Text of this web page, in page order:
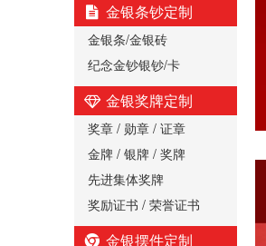
金银条钞定制
金银条/金银砖
纪念金钞银钞/卡
金银奖牌定制
奖章 / 勋章 / 证章
金牌 / 银牌 / 奖牌
先进集体奖牌
奖励证书 / 荣誉证书
金银摆件定制